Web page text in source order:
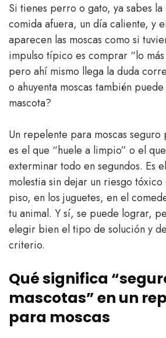
Si tienes perro o gato, ya sabes
comida afuera, un día caliente, y
aparecen las moscas como si
impulso típico es comprar “lo
pero ahí mismo llega la duda
o ahuyenta moscas también
mascota?
Un repelente para moscas seguro
es el que “huele a limpio” o el
exterminar todo en segundos. Es
molestia sin dejar un riesgo
piso, en los juguetes, en el
tu animal. Y sí, se puede lograr,
elegir bien el tipo de solución y
criterio.
Qué significa
mascotas” en un
para moscas